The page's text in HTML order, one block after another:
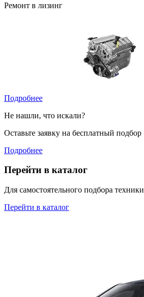
Ремонт в лизинг
Подробнее
Не нашли, что искали?
Оставьте заявку на бесплатный подбор
Подробнее
Перейти в каталог
Для самостоятельного подбора техники
Перейти в каталог